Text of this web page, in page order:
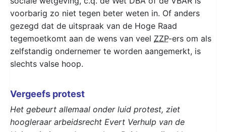
voorbarig zo niet tegen beter weten in. Of anders
gezegd dat de uitspraak van de Hoge Raad
tegemoetkomt aan de wens van veel ZZP-ers om als
zelfstandig ondernemer te worden aangemerkt, is
slechts valse hoop.
Vergeefs protest
Het gebeurt allemaal onder luid protest, ziet
hoogleraar arbeidsrecht Evert Verhulp van de